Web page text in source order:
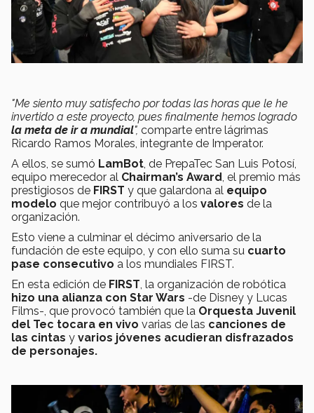
"Me siento muy satisfecho por todas las horas que le he
invertido a este proyecto, pues finalmente hemos logrado
la meta de ir a mundial", comparte entre lágrimas
Ricardo Ramos Morales, integrante de Imperator.
A ellos, se sumó LamBot, de PrepaTec San Luis Potosí,
equipo merecedor al Chairman’s Award, el premio más
prestigiosos de FIRST y que galardona al equipo
modelo que mejor contribuyó a los valores de la
organización.
Esto viene a culminar el décimo aniversario de la
fundación de este equipo, y con ello suma su cuarto
pase consecutivo a los mundiales FIRST.
En esta edición de FIRST, la organización de robótica
hizo una alianza con Star Wars -de Disney y Lucas
Films-, que provocó también que la Orquesta Juvenil
del Tec tocara en vivo varias de las canciones de
las cintas y varios jóvenes acudieran disfrazados
de personajes.